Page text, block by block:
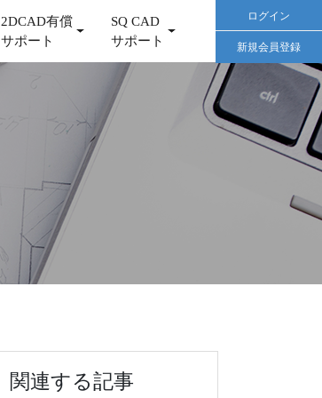
2DCAD有償
サポート
SQ CAD
サポート
ログイン
新規会員登録
関連する記事